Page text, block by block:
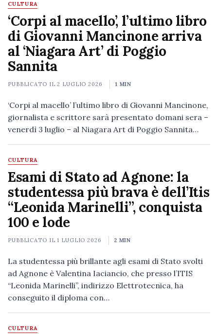
CULTURA
‘Corpi al macello’, l’ultimo libro
di Giovanni Mancinone arriva
al ‘Niagara Art’ di Poggio
Sannita
PUBBLICATO IL2 LUGLIO 2026 1 MIN
‘Corpi al macello’ l’ultimo libro di Giovanni Mancinone,
giornalista e scrittore sarà presentato domani sera –
venerdì 3 luglio – al Niagara Art di Poggio Sannita…
CULTURA
Esami di Stato ad Agnone: la
studentessa più brava è dell’Itis
“Leonida Marinelli”, conquista
100 e lode
PUBBLICATO IL1 LUGLIO 2026 2 MIN
La studentessa più brillante agli esami di Stato svolti
ad Agnone è Valentina Iacian­cio, che presso l’ITIS
“Leonida Marinelli”, indirizzo Elettrotecnica, ha
conseguito il diploma con…
CULTURA